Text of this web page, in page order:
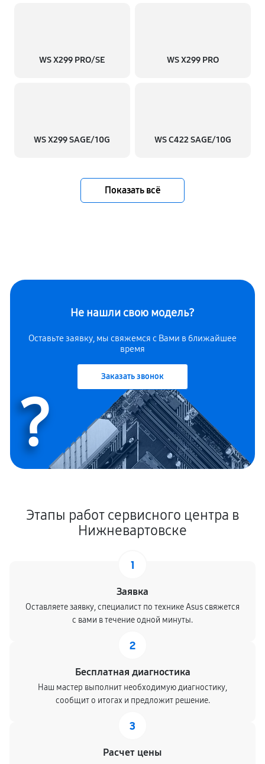
WS X299 PRO/SE WS X299 PRO
WS X299 SAGE/10G WS C422 SAGE/10G
Показать всё
Не нашли свою модель?
Оставьте заявку, мы свяжемся с Вами в ближайшее
время
Заказать звонок
?
Этапы работ сервисного центра в
Нижневартовске
1
Заявка
Оставляете заявку, специалист по технике Asus свяжется
с вами в течение одной минуты.
2
Бесплатная диагностика
Наш мастер выполнит необходимую диагностику,
сообщит о итогах и предложит решение.
3
Расчет цены